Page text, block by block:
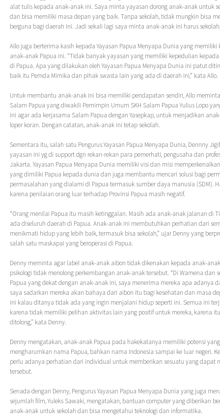
alat tulis kepada anak-anak ini. Saya minta yayasan dorong anak-anak untuk
dan bisa memiliki masa depan yang baik. Tanpa sekolah, tidak mungkin bisa
berguna bagi daerah ini. Jadi sekali lagi saya minta anak-anak ini harus
Allo juga berterima kasih kepada Yayasan Papua Menyapa Dunia yang
anak-anak Papua ini. “Tidak banyak yayasan yang memiliki kepedulian
di Papua. Apa yang dilakukan oleh Yayasan Papua Menyapa Dunia ini patut
baik itu Pemda Mimika dan pihak swasta lain yang ada di daerah ini,” kata Allo.
Untuk membantu anak-anak ini bisa memiliki pendapatan sendiri, Allo
Salam Papua yang diwakili Pemimpin Umum SKH Salam Papua Yulius Lopo
ini agar ada kerjasama Salam Papua dengan Yasepkap, untuk menjadikan
loper koran. Dengan catatan, anak-anak ini tetap sekolah.
Sementara itu, salah satu Pengurus Yayasan Papua Menyapa Dunia, Dennny
yayasan ini yg di support dgn rekan-rekan para pemerhati, pengusaha dan
Jakarta. Yayasan Papua Menyapa Dunia memiliki visi dan misi
yang dimiliki Papua kepada dunia dan juga membantu mencari solusi bagi
permasalahan yang dialami di Papua termasuk sumber daya manusia (SDM).
karena penilaian orang luar terhadap Provinsi Papua masih negatif.
“Orang menilai Papua itu masih ketinggalan. Masih ada anak-anak jalanan di
ada diseluruh daerah di Papua. Anak-anak ini membutuhkan perhatian dari
menikmati hidup yang lebih baik, termasuk bisa sekolah,” ujar Denny yang
salah satu maskapai yang beroperasi di Papua.
Denny meminta agar label anak-anak aibon tidak dikenakan kepada anak-
psikologi tidak menolong perkembangan anak-anak tersebut. “Di Wamena dan
Papua yang dekat dengan anak-anak ini, saya menerima mereka apa adanya
saya sadarkan mereka akan bahaya dari aibon itu bagi kesehatan dan masa
ini kalau ditanya tidak ada yang ingin menjalani hidup seperti ini. Semua ini
karena tidak memiliki pelihan aktivitas lain yang positif untuk mereka, karena
ditolong,” kata Denny.
Denny mengatakan, anak-anak Papua pada hakekatanya memiliki potensi
mengharumkan nama Papua, bahkan nama Indonesia sampai ke luar negeri.
perlu adanya perhatian dari individual untuk memberikan sesuatu yang dapat
tersebut.
Senada dengan Denny, Pengurus Yayasan Papua Menyapa Dunia yang juga
sejumlah film, Yuleks Sawaki, mengatakan, bantuan computer yang diberikan
anak-anak untuk sekolah dan bisa mengetahui teknologi dan informatika.